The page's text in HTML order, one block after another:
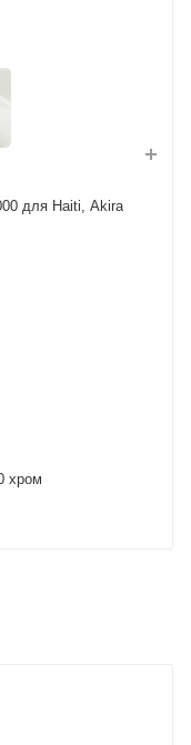
для Haiti, Akira
хром